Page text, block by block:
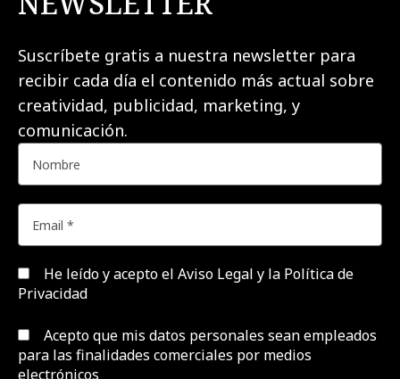
Suscríbete gratis a nuestra newsletter para
recibir cada día el contenido más actual sobre
creatividad, publicidad, marketing, y
comunicación.
He leído y acepto el Aviso Legal y la Política de
Privacidad
Acepto que mis datos personales sean empleados
para las finalidades comerciales por medios
electrónicos